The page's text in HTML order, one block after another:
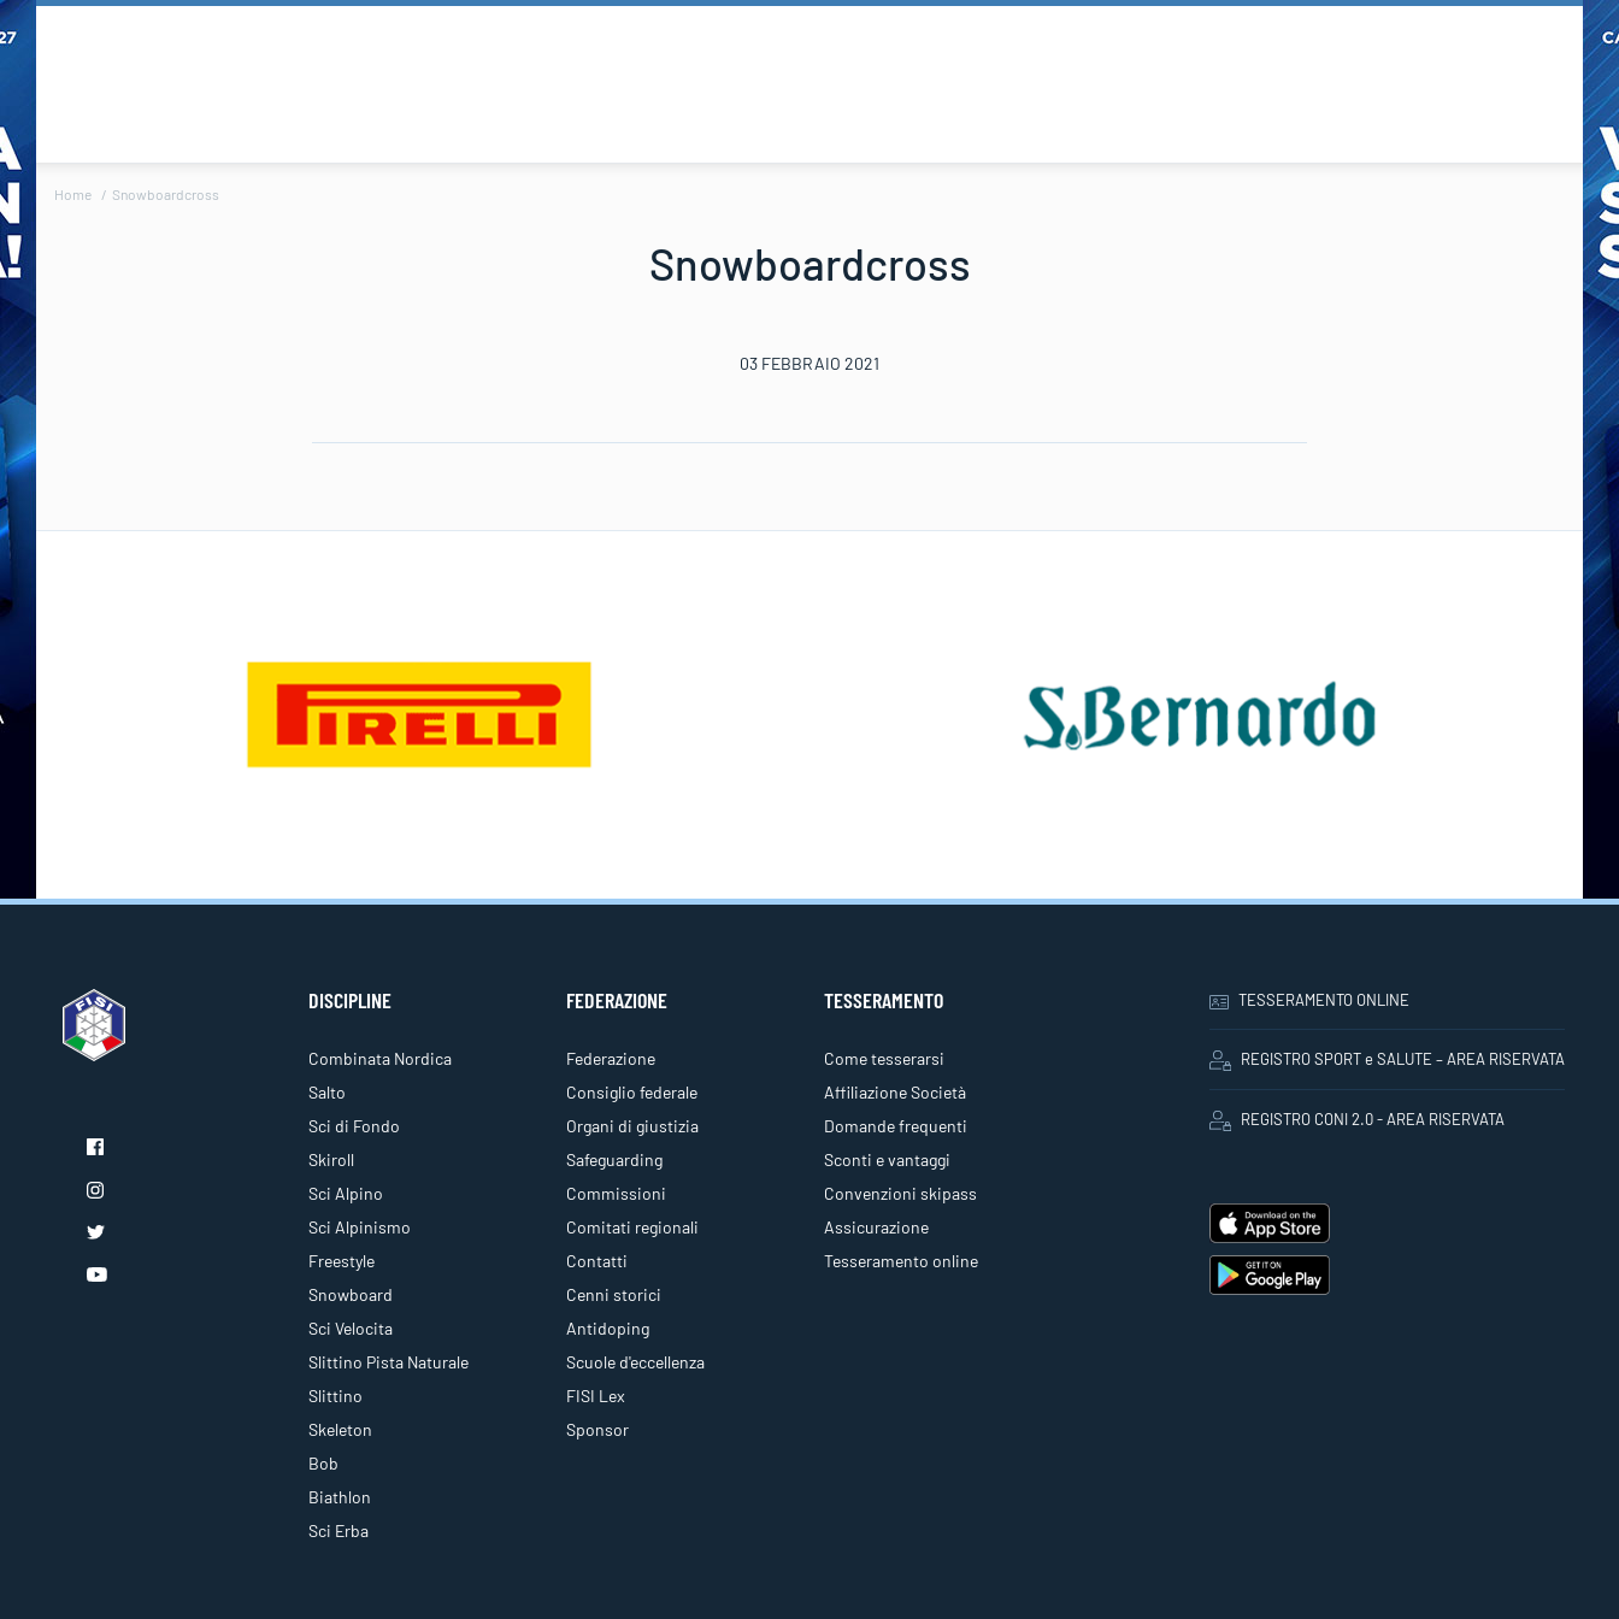
Home Snowboardcross
Snowboardcross
03 FEBBRAIO 2021
DISCIPLINE
Combinata Nordica
Salto
Sci di Fondo
Skiroll
Sci Alpino
Sci Alpinismo
Freestyle
Snowboard
Sci Velocita
Slittino Pista Naturale
Slittino
Skeleton
Bob
Biathlon
Sci Erba
FEDERAZIONE
Federazione
Consiglio federale
Organi di giustizia
Safeguarding
Commissioni
Comitati regionali
Contatti
Cenni storici
Antidoping
Scuole d'eccellenza
FISI Lex
Sponsor
TESSERAMENTO
Come tesserarsi
Affiliazione Società
Domande frequenti
Sconti e vantaggi
Convenzioni skipass
Assicurazione
Tesseramento online
TESSERAMENTO ONLINE
REGISTRO SPORT e SALUTE – AREA RISERVATA
REGISTRO CONI 2.0 - AREA RISERVATA